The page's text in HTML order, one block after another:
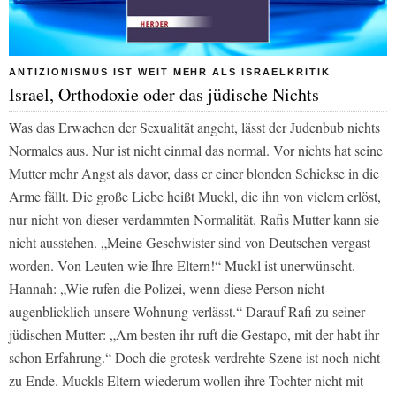
ANTIZIONISMUS IST WEIT MEHR ALS ISRAELKRITIK
Israel, Orthodoxie oder das jüdische Nichts
Was das Erwachen der Sexualität angeht, lässt der Judenbub nichts
Normales aus. Nur ist nicht einmal das normal. Vor nichts hat seine
Mutter mehr Angst als davor, dass er einer blonden Schickse in die
Arme fällt. Die große Liebe heißt Muckl, die ihn von vielem erlöst,
nur nicht von dieser verdammten Normalität. Rafis Mutter kann sie
nicht ausstehen. „Meine Geschwister sind von Deutschen vergast
worden. Von Leuten wie Ihre Eltern!“ Muckl ist unerwünscht.
Hannah: „Wie rufen die Polizei, wenn diese Person nicht
augenblicklich unsere Wohnung verlässt.“ Darauf Rafi zu seiner
jüdischen Mutter: „Am besten ihr ruft die Gestapo, mit der habt ihr
schon Erfahrung.“ Doch die grotesk verdrehte Szene ist noch nicht
zu Ende. Muckls Eltern wiederum wollen ihre Tochter nicht mit